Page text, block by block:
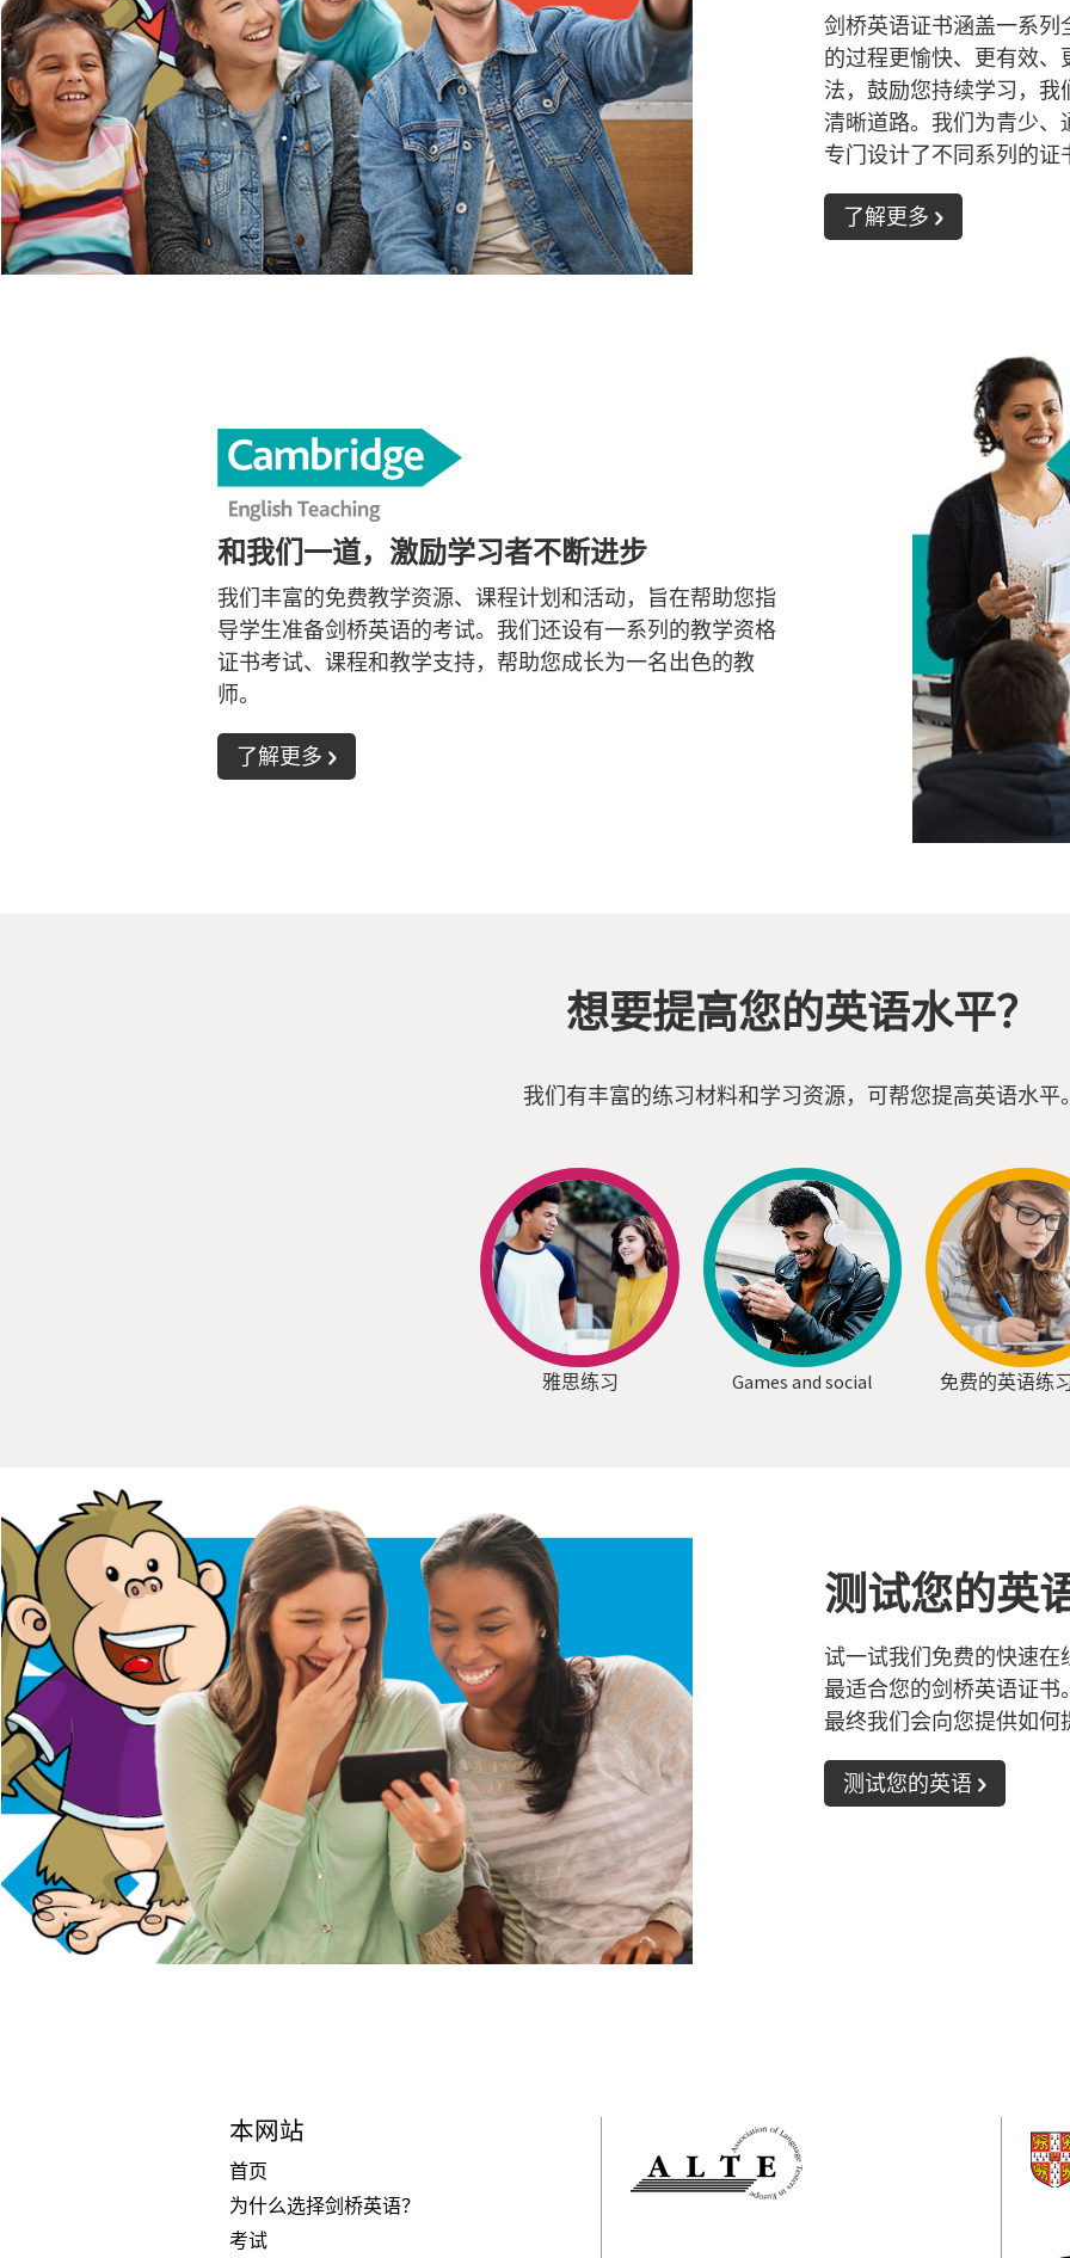
剑桥英语证书涵盖一系
的过程更愉快、更有效
法，鼓励您持续学习，
清晰道路。我们为青少
专门设计了不同系列的证
了解更多
和我们一道，激励学习者不断进步
我们丰富的免费教学资源、课程计划和活动，旨在帮助您指
导学生准备剑桥英语的考试。我们还设有一系列的教学资格
证书考试、课程和教学支持，帮助您成长为一名出色的教
师。
了解更多
想要提高您的英语水平？
我们有丰富的练习材料和学习资源，可帮您提高英语水平
雅思练习 Games and social 免费的英语练
测试您的英
试一试我们免费的快速
最适合您的剑桥英语证
最终我们会向您提供如何
测试您的英语
本网站
首页
为什么选择剑桥英语？
考试